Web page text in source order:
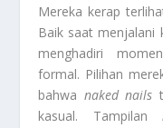
Mereka kerap
Baik saat menjalani
menghadiri
formal. Pilihan
bahwa naked nails
kasual. Tampilan